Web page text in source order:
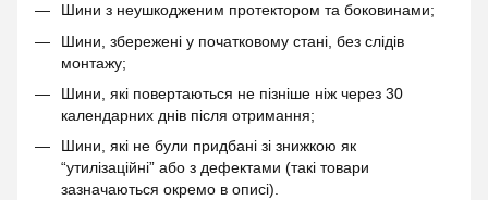
Шини з неушкодженим протектором та боковинами;
Шини, збережені у початковому стані, без слідів
монтажу;
Шини, які повертаються не пізніше ніж через 30
календарних днів після отримання;
Шини, які не були придбані зі знижкою як
“утилізаційні” або з дефектами (такі товари
зазначаються окремо в описі).